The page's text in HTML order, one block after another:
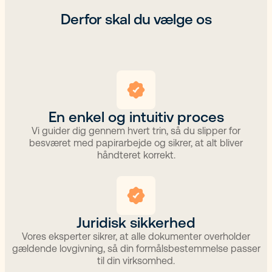
Derfor skal du vælge os
En enkel og intuitiv proces​
Vi guider dig gennem hvert trin, så du slipper for
besværet med papirarbejde og sikrer, at alt bliver
håndteret korrekt.​
Juridisk sikkerhed​
Vores eksperter sikrer, at alle dokumenter overholder
gældende lovgivning, så din formålsbestemmelse passer
til din virksomhed.​